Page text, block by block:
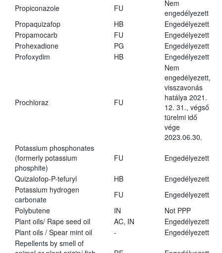
Propiconazole FU
Nem
engedélyezett
Propaquizafop
HB
Engedélyezett
Propamocarb
FU
Engedélyezett
Prohexadione
PG
Engedélyezett
Profoxydim
HB Engedélyezett
Prochloraz FU
Nem
engedélyezett,
visszavonás
hatálya 2021.
12. 31., végső
türelmi idő
vége
2023.06.30.
Potassium phosphonates
(formerly potassium
phosphite)
FU Engedélyezett
Quizalofop-P-tefuryl HB
Engedélyezett
Potassium hydrogen
carbonate
FU
Engedélyezett
Polybutene
IN
Not PPP
Plant oils/ Rape seed oil
AC, IN
Engedélyezett
Plant oils / Spear mint oil
-
Engedélyezett
Repellents by smell of